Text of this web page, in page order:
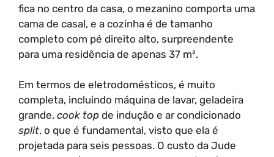
fica no centro da casa, o mezanino comporta uma
cama de casal, e a cozinha é de tamanho
completo com pé direito alto, surpreendente
para uma residência de apenas 37 m².
Em termos de eletrodomésticos, é muito
completa, incluindo máquina de lavar, geladeira
grande, cook top de indução e ar condicionado
split, o que é fundamental, visto que ela é
projetada para seis pessoas. O custo da Jude